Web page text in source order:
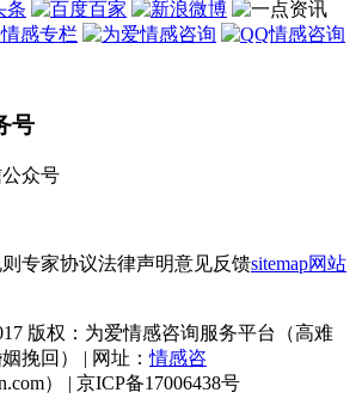
号
专家协议法律声明意见反馈sitemap网站
版权：为爱情感咨询服务平台（高难
挽回） | 网址：情感咨
） | 京ICP备17006438号